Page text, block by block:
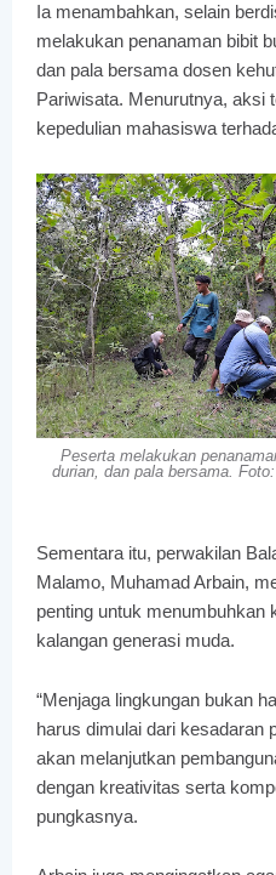
Ia menambahkan, selain
melakukan penanaman bibit
dan pala bersama dosen
Pariwisata. Menurutnya, aksi
kepedulian mahasiswa
Peserta melakukan
durian, dan pala bersama. Foto:
Sementara itu, perwakilan
Malamo, Muhamad Arbain,
penting untuk menumbuhkan
kalangan generasi muda.
“Menjaga lingkungan bukan
harus dimulai dari kesadaran
akan melanjutkan
dengan kreativitas serta
pungkasnya.